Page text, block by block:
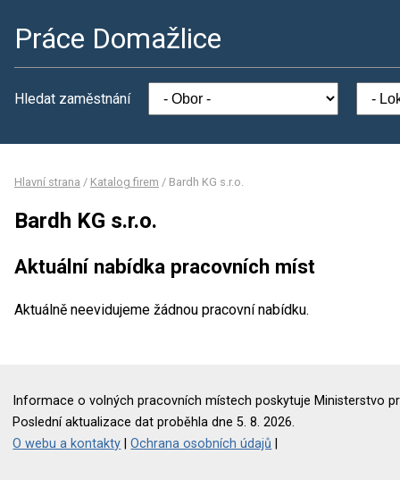
Práce Domažlice
Hledat zaměstnání
Hlavní strana / Katalog firem / Bardh KG s.r.o.
Bardh KG s.r.o.
Aktuální nabídka pracovních míst
Aktuálně neevidujeme žádnou pracovní nabídku.
Informace o volných pracovních místech poskytuje Ministerstvo
Poslední aktualizace dat proběhla dne 5. 8. 2026.
O webu a kontakty |Ochrana osobních údajů